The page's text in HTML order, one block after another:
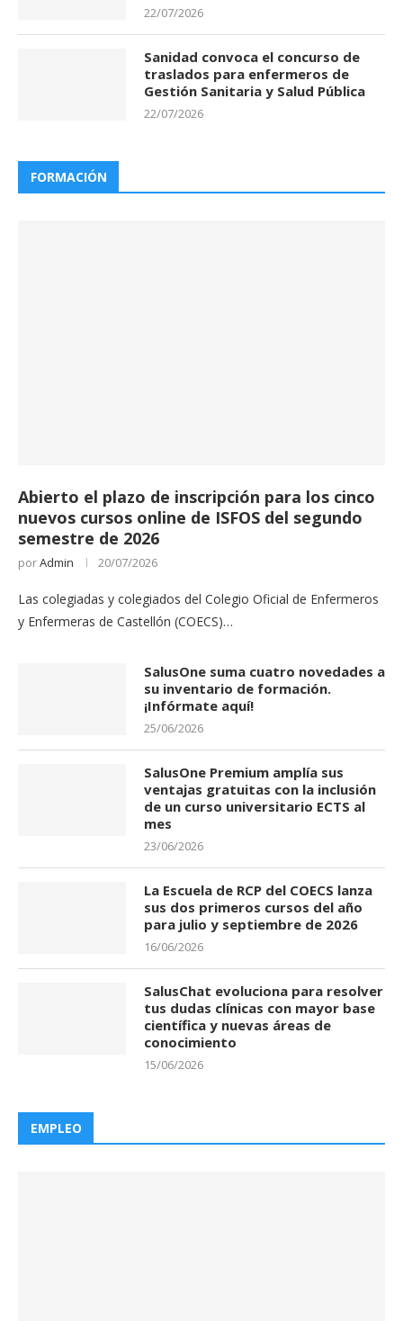
22/07/2026
Sanidad convoca el concurso de
traslados para enfermeros de
Gestión Sanitaria y Salud Pública
22/07/2026
FORMACIÓN
Abierto el plazo de inscripción para los cinco
nuevos cursos online de ISFOS del segundo
semestre de 2026
porAdmin 20/07/2026
Las colegiadas y colegiados del Colegio Oficial de Enfermeros
y Enfermeras de Castellón (COECS)…
SalusOne suma cuatro novedades a
su inventario de formación.
¡Infórmate aquí!
25/06/2026
SalusOne Premium amplía sus
ventajas gratuitas con la inclusión
de un curso universitario ECTS al
mes
23/06/2026
La Escuela de RCP del COECS lanza
sus dos primeros cursos del año
para julio y septiembre de 2026
16/06/2026
SalusChat evoluciona para resolver
tus dudas clínicas con mayor base
científica y nuevas áreas de
conocimiento
15/06/2026
EMPLEO